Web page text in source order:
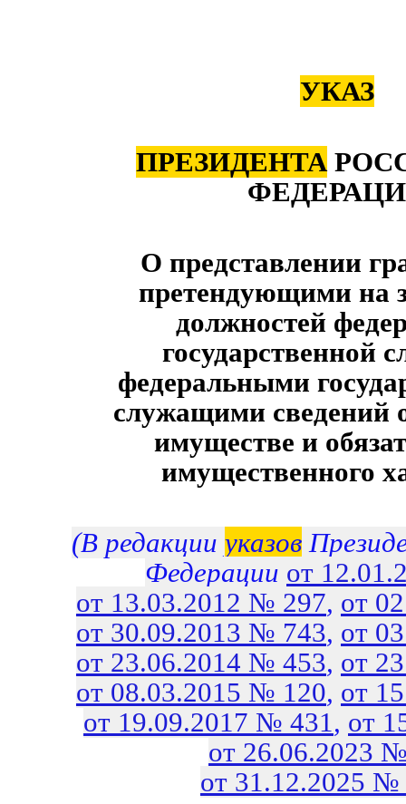
УКАЗ
ПРЕЗИДЕНТА
О представлении
претендующими на
должностей
государственной
федеральными
служащими сведений
имуществе и
имущественного
(В редакции указов
Федерации от
от 13.03.2012 № 297, от
от 30.09.2013 № 743, от
от 23.06.2014 № 453, от
от 08.03.2015 № 120, от
от 19.09.2017 № 431, от
от 26.06.2023
от 31.12.2025 №